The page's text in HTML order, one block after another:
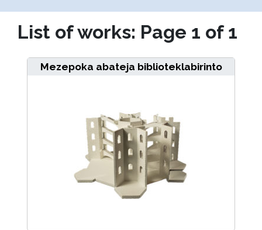
List of works: Page 1 of 1
Mezepoka abateja biblioteklabirinto